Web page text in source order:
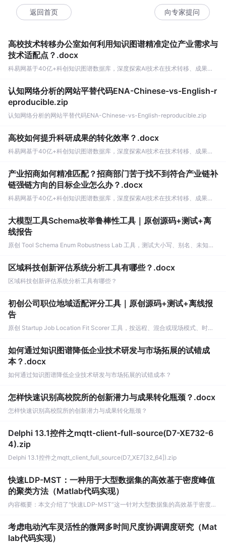
返回首页 向专家提问
高校技术转移办公室如何利用知识图谱精准定位产业需求与
技术适配点？.docx
科易网基于40亿+科创知识图谱数据库，深度探索AI技术在技术转移、成果转化、技术经纪、知识产权、产业创新、科技招商等垂直领域的多样化应用场景，研究科技创新领域的AI+数智化解决方案，推动科技创新与产业创新智能化发展。
认知网络分析的网站平替代码ENA-Chinese-vs-English-r
eproducible.zip
认知网络分析的网站平替代码ENA-Chinese-vs-English-reproducible.zip
高校如何提升科研成果的转化效率？.docx
科易网基于40亿+科创知识图谱数据库，深度探索AI技术在技术转移、成果转化、技术经纪、知识产权、产业创新、科技招商等垂直领域的多样化应用场景，研究科技创新领域的AI+数智化解决方案，推动科技创新与产业创新智能化发展。
产业招商如何精准匹配？招商部门苦于找不到符合产业链补
链强链方向的目标企业怎么办？.docx
科易网基于40亿+科创知识图谱数据库，深度探索AI技术在技术转移、成果转化、技术经纪、知识产权、产业创新、科技招商等垂直领域的多样化应用场景，研究科技创新领域的AI+数智化解决方案，推动科技创新与产业创新智能化发展。
大模型工具Schema枚举鲁棒性工具｜原创源码+测试+离
线报告
原创 Tool Schema Enum Robustness Lab 工具，测试大小写、别名、未知枚举、空值与多语言取值对工具参数校验和修复的影响。压缩包包含完整源码、3 项自动化测试、可复现合成示例、离线 HTML/JSON/SVG 报告、1080×720 真实运行效果图、README、运行说明、功能清单、MIT License 及原创与授权声明。运行时零第三方依赖，不包含热点产品或开源项目源码、Logo、官方截图、论文、生产日志或其他受限素材。
区域科技创新评估系统分析工具有哪些？.docx
区域科技创新评估系统分析工具有哪些？
初创公司职位地域适配评分工具｜原创源码+测试+离线报
告
原创 Startup Job Location Fit Scorer 工具，按远程、混合或现场模式、时区重叠、通勤成本、技能匹配和公司阶段评估职位适配度。压缩包包含完整源码、3 项自动化测试、可复现合成示例、离线 HTML/JSON/SVG 报告、1080×720 真实运行效果图、README、运行说明、功能清单、MIT License 及原创与授权声明。运行时零第三方依赖，不包含热点产品或开源项目源码、Logo、官方截图、论文、生产日志或其他受限素材。
如何通过知识图谱降低企业技术研发与市场拓展的试错成
本？.docx
如何通过知识图谱降低企业技术研发与市场拓展的试错成本？
怎样快速识别高校院所的创新潜力与成果转化瓶颈？.docx
怎样快速识别高校院所的创新潜力与成果转化瓶颈？
Delphi 13.1控件之mqtt-client-full-source(D7-XE732-6
4).zip
Delphi 13.1控件之mqtt_client_full_source(D7_XE7[32_64]).zip
快速LDP-MST：一种用于大型数据集的高效基于密度峰值
的聚类方法（Matlab代码实现）
内容概要：本文介绍了“快速LDP-MST”这一针对大型数据集的高效基于密度峰值的聚类方法，并提供了完整的Matlab代码实现。该方法通过构建最小生成树（MST）并融合密度峰值聚类思想，有效提升了传统算法在处理大规模、复杂分布数据时的聚类效率与准确性，尤其适用于高维与非球形簇结构的数据分析任务。文章不仅阐述了算法的核心原理与技术优势，还强调了科研过程中逻辑思维、创新意识与“借力”工具的重要性，倡导研究者善用现有资源加速科研进程。; 适合人群：具备一定编程基础，特别是熟悉Matlab语言，从事数据科学、机器学习、模式识别或相关领域的科研人员、工程师及研究生；尤其适合正在开展聚类算法研究或需要高效处理大规模数据的开发者。; 使用场景及目标：①在大规模数据集中实现高效、精确的聚类分析；②研究基于密度与图论结合的聚类算法设计原理与优化路径；③通过提供的Matlab代码快速搭建实验环境，验证算法性能，或在此基础上进行二次开发与算法改进。; 阅读建议：此资源以Matlab代码为核心支撑，建议读者结合算法理论与工程实践，按照文档结构循序渐进地学习，充分利用所提供的网盘代码与模型资源，动手运行、调试并可视化算法结果，从而深入理解快速LDP-MST算法的设计思想与实现细节，提升科研效率与创新能力。
考虑电动汽车灵活性的微网多时间尺度协调调度研究（Mat
lab代码实现）